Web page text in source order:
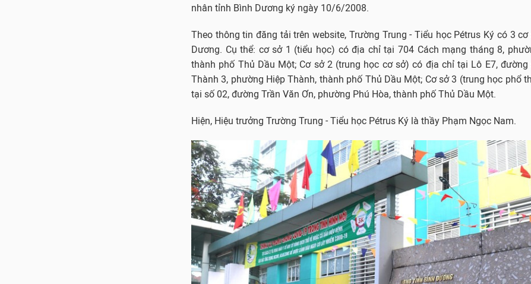
nhân tỉnh Bình Dương ký ngày 10/6/2008.
Theo thông tin đăng tải trên website, Trường Trung - Tiểu học Pétrus Ký có 3
Dương. Cụ thể: cơ sở 1 (tiểu học) có địa chỉ tại 704 Cách mạng tháng 8,
thành phố Thủ Dầu Một; Cơ sở 2 (trung học cơ sở) có địa chỉ tại Lô E7, đường
Thành 3, phường Hiệp Thành, thành phố Thủ Dầu Một; Cơ sở 3 (trung học phổ
tại số 02, đường Trần Văn Ơn, phường Phú Hòa, thành phố Thủ Dầu Một.
Hiện, Hiệu trưởng Trường Trung - Tiểu học Pétrus Ký là thầy Phạm Ngọc Nam.